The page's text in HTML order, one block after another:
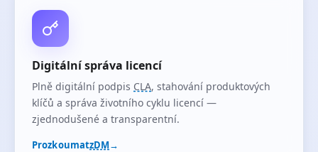
Digitální správa licencí
Plně digitální podpis CLA, stahování produktových
klíčů a správa životního cyklu licencí —
zjednodušené a transparentní.
ProzkoumatzDM→